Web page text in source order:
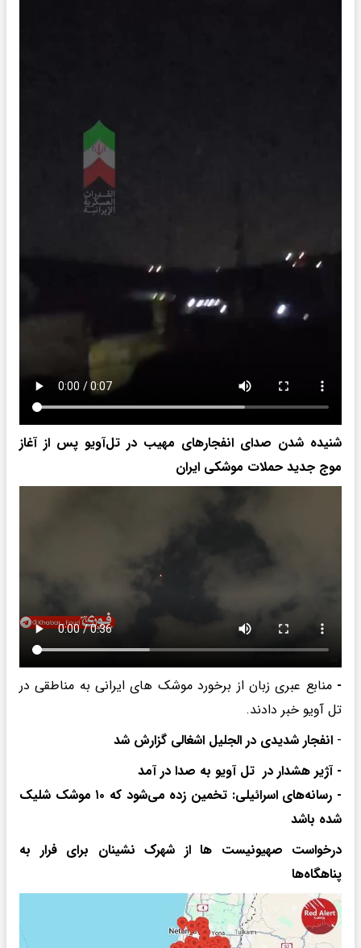
شنیده شدن صدای انفجارهای مهیب در تل‌آویو پس از آغاز
موج جدید حملات موشکی ایران
-منابع عبری زبان از برخورد موشک های ایرانی به مناطقی در
تل آویو خبر دادند.
- انفجار شدیدی در الجلیل اشغالی گزارش شد
- آژیر هشدار در تل آویو به صدا در آمد
- رسانه‌های اسرائیلی: تخمین زده می‌شود که ۱۰ موشک شلیک
شده باشد
درخواست صهیونیست ها از شهرک نشینان برای فرار به
پناهگاه‌ها